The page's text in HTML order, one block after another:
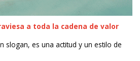
a toda la cadena de valor
slogan, es una actitud y un estilo de